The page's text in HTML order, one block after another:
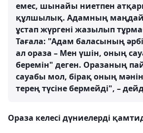
емес, шынайы ниетпен
құлшылық. Адамның
ұстап жүргені жазылып
Тағала: "Адам баласының
ал ораза – Мен үшін, оның
беремін" деген. Оразаның
сауабы мол, бірақ оның мәнін
терең түсіне бермейді", –
Ораза келесі дүниелерді